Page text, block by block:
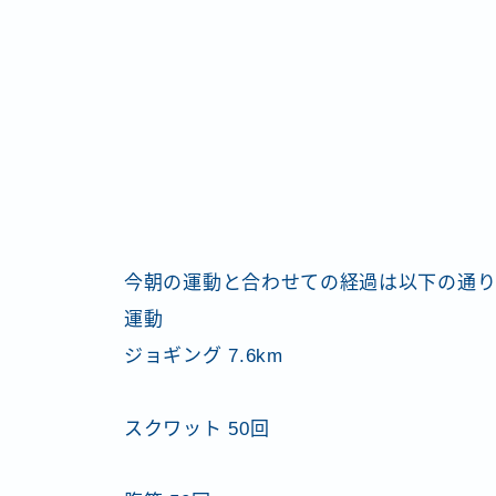
今朝の運動と合わせての経過は以下の通
運動
ジョギング 7.6km
スクワット 50回